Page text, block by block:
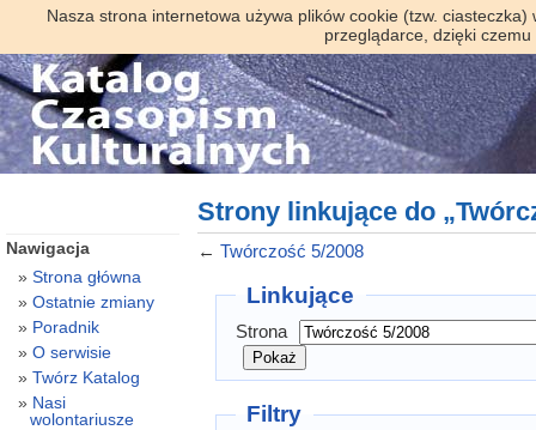
Nasza strona internetowa używa plików cookie (tzw.
przeglądarce, dzięki
Strony linkujące do
← Twórczość 5/2008
Linkujące
Strona
Filtry
Nawigacja
Strona główna
Ostatnie zmiany
Poradnik
O serwisie
Twórz Katalog
Nasi
wolontariusze